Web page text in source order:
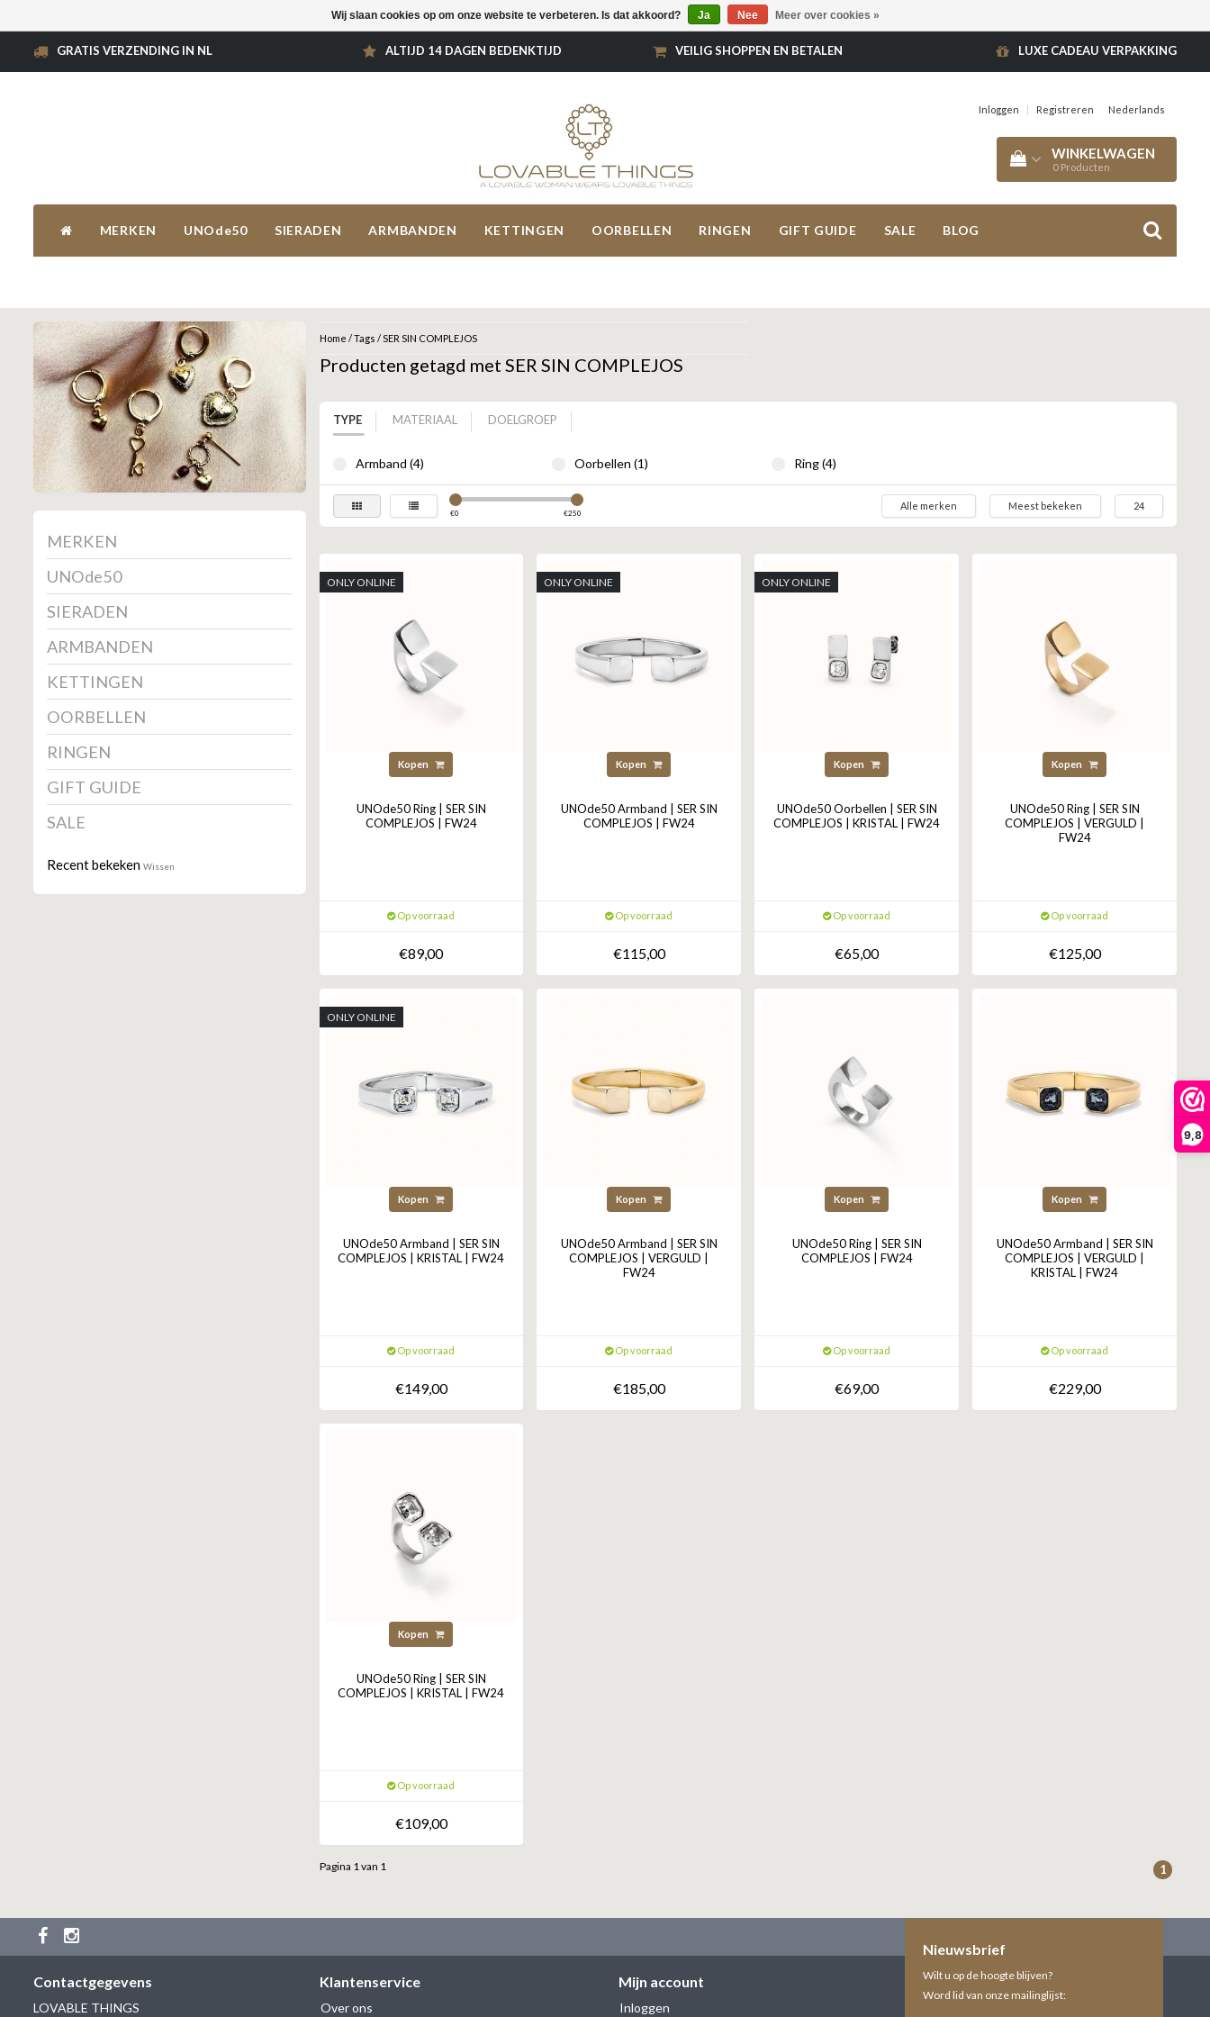
9,8
GRATIS VERZENDING IN NL ALTIJD 14 DAGEN BEDENKTIJD VEILIG SHOPPEN EN BETALEN LUXE CADEAU VERPAKKING
Inloggen | Registreren Nederlands
WINKELWAGEN
0 Producten
MERKEN UNOde50 SIERADEN ARMBANDEN KETTINGEN OORBELLEN RINGEN GIFT GUIDE SALE BLOG
MERKEN
UNOde50
SIERADEN
ARMBANDEN
KETTINGEN
OORBELLEN
RINGEN
GIFT GUIDE
SALE
Recent bekeken Wissen
Home /Tags /SER SIN COMPLEJOS
Producten getagd met SER SIN COMPLEJOS
TYPE MATERIAAL DOELGROEP
Armband (4) Oorbellen (1) Ring (4)
€0 €250
Alle merken Meest bekeken 24
ONLY ONLINE
Kopen
UNOde50 Ring | SER SIN
COMPLEJOS | FW24
Op voorraad
€89,00
ONLY ONLINE
Kopen
UNOde50 Armband | SER SIN
COMPLEJOS | FW24
Op voorraad
€115,00
ONLY ONLINE
Kopen
UNOde50 Oorbellen | SER SIN
COMPLEJOS | KRISTAL | FW24
Op voorraad
€65,00
Kopen
UNOde50 Ring | SER SIN
COMPLEJOS | VERGULD |
FW24
Op voorraad
€125,00
ONLY ONLINE
Kopen
UNOde50 Armband | SER SIN
COMPLEJOS | KRISTAL | FW24
Op voorraad
€149,00
Kopen
UNOde50 Armband | SER SIN
COMPLEJOS | VERGULD |
FW24
Op voorraad
€185,00
Kopen
UNOde50 Ring | SER SIN
COMPLEJOS | FW24
Op voorraad
€69,00
Kopen
UNOde50 Armband | SER SIN
COMPLEJOS | VERGULD |
KRISTAL | FW24
Op voorraad
€229,00
Kopen
UNOde50 Ring | SER SIN
COMPLEJOS | KRISTAL | FW24
Op voorraad
€109,00
Pagina 1 van 1 1
Contactgegevens
LOVABLE THINGS
Klantenservice
Over ons
Mijn account
Inloggen
Nieuwsbrief
Wilt u op de hoogte blijven?
Word lid van onze mailinglijst:
Wij slaan cookies op om onze website te verbeteren. Is dat akkoord? Ja Nee Meer over cookies »